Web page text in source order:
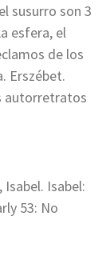
susurro son 3
esfera, el
de los
Erszébet.
autorretratos
Isabel. Isabel:
53: No